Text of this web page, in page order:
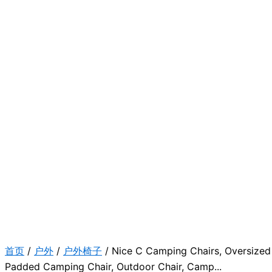
首页 / 户外 / 户外椅子 / Nice C Camping Chairs,
Padded Camping Chair, Outdoor Chair, Camp...